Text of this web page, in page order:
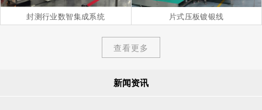
封测行业数智集成系统 片式压板镀银线
查看更多
新闻资讯